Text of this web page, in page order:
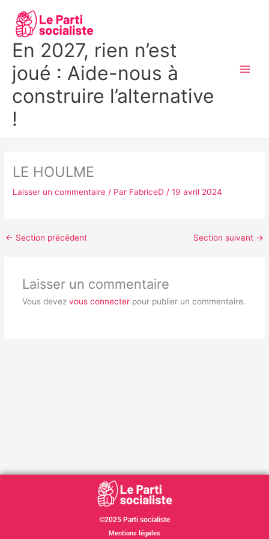
contenu
En 2027, rien n’est
joué : Aide-nous à
construire l’alternative
!
LE HOULME
Laisser un commentaire / Par FabriceD/19 avril 2024
← Section précédent Section suivant →
Laisser un commentaire
Vous devez vous connecterpour publier un commentaire.
©2025 Parti socialiste
Mentions légales